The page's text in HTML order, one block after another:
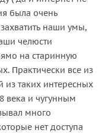
была очень
наши умы,
челюсти
на старинную
Практически все из
из таких интересных
века и чугунным
много
нет доступа